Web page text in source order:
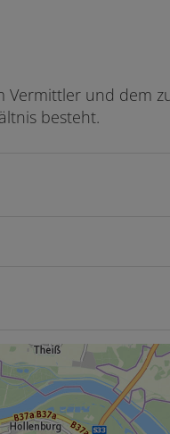
Vermittler und dem
besteht.